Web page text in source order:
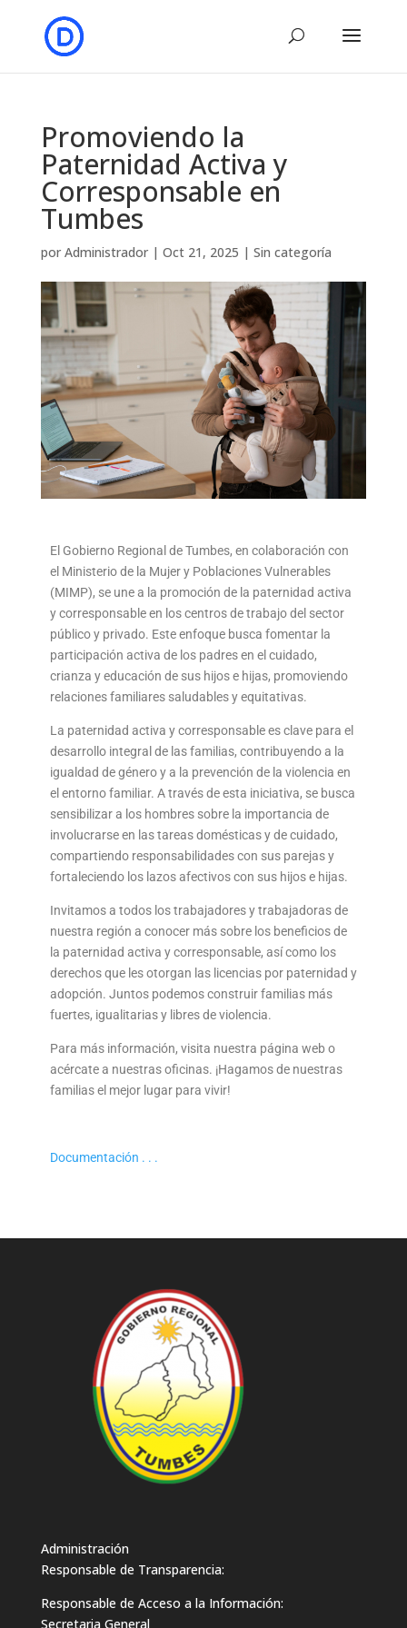
Promoviendo la
Paternidad Activa y
Corresponsable en
Tumbes
por Administrador| Oct 21, 2025 | Sin categoría
El Gobierno Regional de Tumbes, en colaboración con
el Ministerio de la Mujer y Poblaciones Vulnerables
(MIMP), se une a la promoción de la paternidad activa
y corresponsable en los centros de trabajo del sector
público y privado. Este enfoque busca fomentar la
participación activa de los padres en el cuidado,
crianza y educación de sus hijos e hijas, promoviendo
relaciones familiares saludables y equitativas.
La paternidad activa y corresponsable es clave para el
desarrollo integral de las familias, contribuyendo a la
igualdad de género y a la prevención de la violencia en
el entorno familiar. A través de esta iniciativa, se busca
sensibilizar a los hombres sobre la importancia de
involucrarse en las tareas domésticas y de cuidado,
compartiendo responsabilidades con sus parejas y
fortaleciendo los lazos afectivos con sus hijos e hijas.
Invitamos a todos los trabajadores y trabajadoras de
nuestra región a conocer más sobre los beneficios de
la paternidad activa y corresponsable, así como los
derechos que les otorgan las licencias por paternidad y
adopción. Juntos podemos construir familias más
fuertes, igualitarias y libres de violencia.
Para más información, visita nuestra página web o
acércate a nuestras oficinas. ¡Hagamos de nuestras
familias el mejor lugar para vivir!
Documentación . . .
Administración
Responsable de Transparencia:
Responsable de Acceso a la Información:
Secretaria General